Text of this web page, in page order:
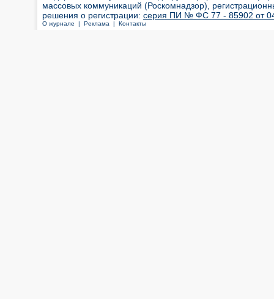
массовых коммуникаций (Роскомнадзор),
решения о регистрации: серия ПИ № ФС 77 - 85902 от 04
О журнале | Реклама | Контакты